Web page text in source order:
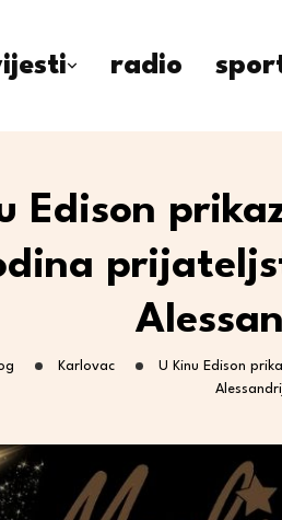
radio
Edison
Karlovac
U Kinu Edison